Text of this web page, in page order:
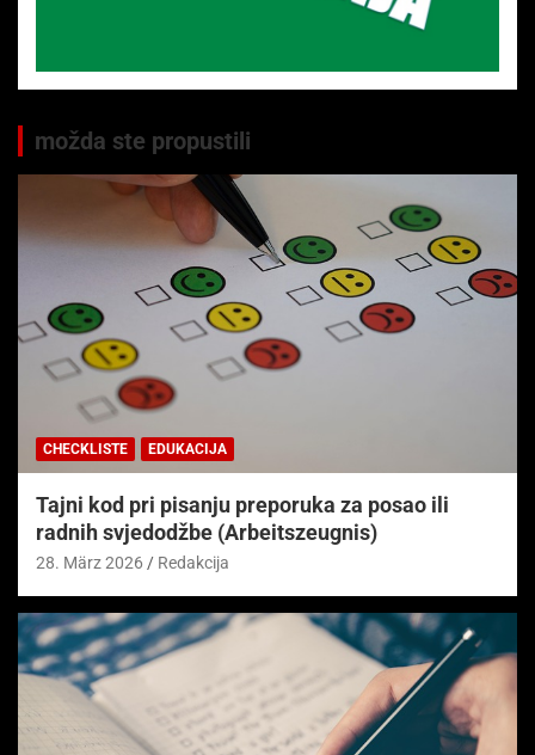
možda ste propustili
CHECKLISTE EDUKACIJA
Tajni kod pri pisanju preporuka za posao ili
radnih svjedodžbe (Arbeitszeugnis)
28. März 2026 Redakcija